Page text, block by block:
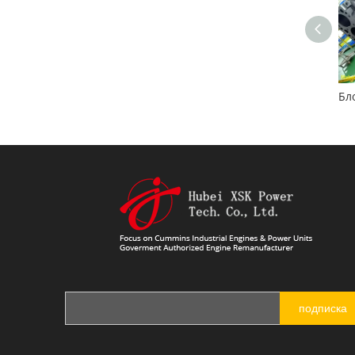
Головка блока цилиндров Cummins 6B5.9 3966454
подписка